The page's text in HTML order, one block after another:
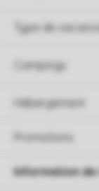
Type de
Campings
Hébergement
Promotions
Information